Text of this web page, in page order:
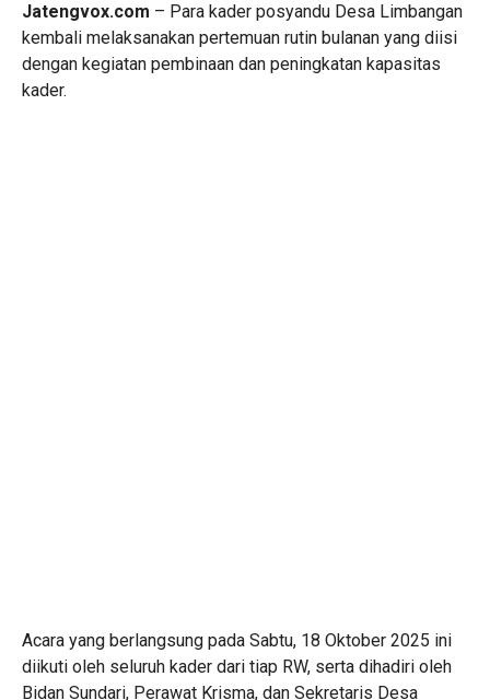
Jatengvox.com – Para kader posyandu Desa Limbangan
kembali melaksanakan pertemuan rutin bulanan yang diisi
dengan kegiatan pembinaan dan peningkatan kapasitas
kader.
Acara yang berlangsung pada Sabtu, 18 Oktober 2025 ini
diikuti oleh seluruh kader dari tiap RW, serta dihadiri oleh
Bidan Sundari, Perawat Krisma, dan Sekretaris Desa